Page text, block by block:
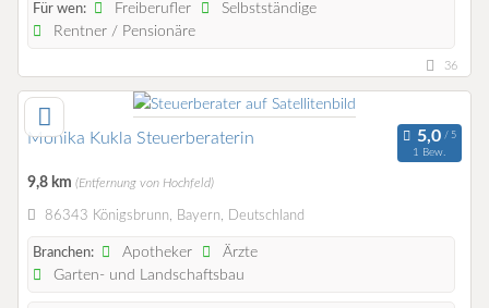
Für wen: Freiberufler
Selbstständige
Rentner / Pensionäre
36
Monika Kukla Steuerberaterin
1 Bew.
9,8 km (Entfernung von Hochfeld)
86343 Königsbrunn, Bayern, Deutschland
Branchen: Apotheker
Ärzte
Garten- und Landschaftsbau